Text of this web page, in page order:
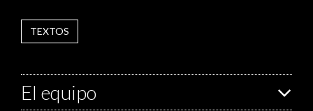
TEXTOS
El equipo